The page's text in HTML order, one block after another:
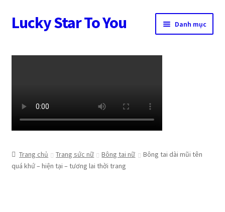
Đi
đến
hướng
Chuyển
đến
dung
Lucky Star To You Danh mục
Cửa hàng
Tài khoản
Trang chủ Trang sức nữ Bông tai nữ
Bông tai dài mũi tên
quá khứ – hiện tại – tương lai thời trang